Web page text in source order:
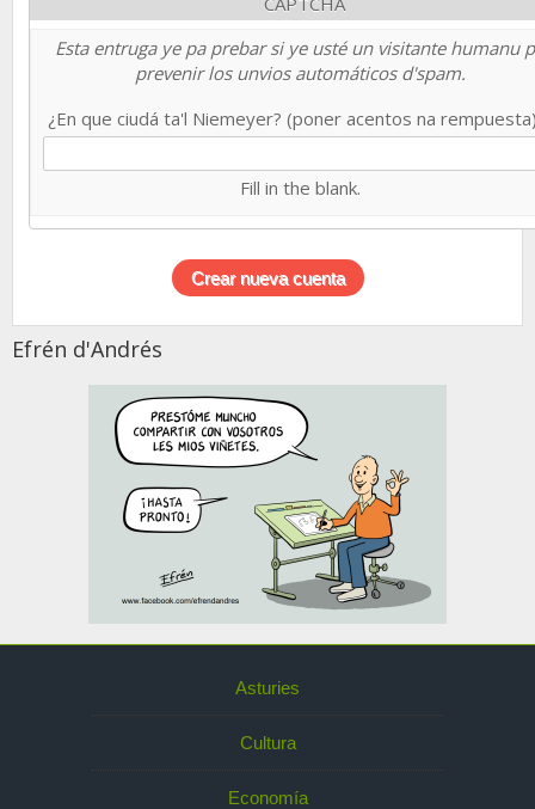
Esta entruga ye pa prebar si ye usté un visitante humanu
prevenir los unvios automáticos d'spam.
¿En que ciudá ta'l Niemeyer? (poner acentos na
Fill in the blank.
Efrén d'Andrés
Asturies
Cultura
Economía